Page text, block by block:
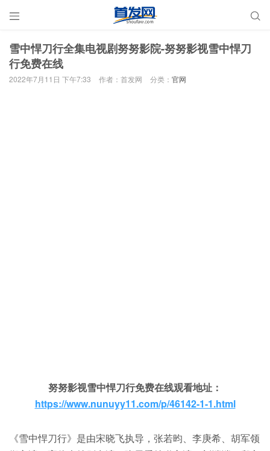
 
雪中悍刀行全集电视剧努努影院-努努影视雪中悍刀
行免费在线
2022年7月11日 下午7:33 作者：首发网 分类： 官网
努努影视雪中悍刀行免费在线观看地址：
https://www.nunuyy11.com/p/46142-1-1.html
《雪中悍刀行》是由宋晓飞执导，张若昀、李庚希、胡军领